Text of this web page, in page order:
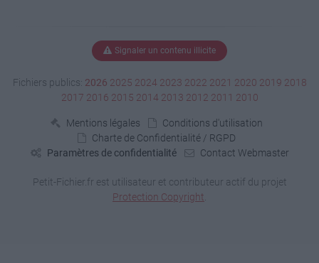
Signaler un contenu illicite
Fichiers publics: 2026 2025 2024 2023 2022 2021 2020 2019 2018
2017 2016 2015 2014 2013 2012 2011 2010
Mentions légales
Conditions d'utilisation
Charte de Confidentialité / RGPD
Paramètres de confidentialité
Contact Webmaster
Petit-Fichier.fr est utilisateur et contributeur actif du projet
Protection Copyright